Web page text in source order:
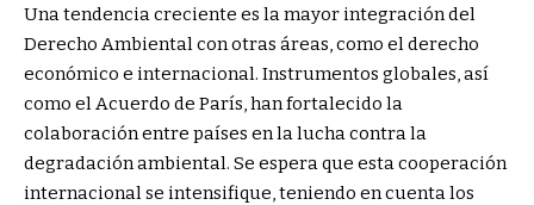
Una tendencia creciente es la mayor integración del
Derecho Ambiental con otras áreas, como el derecho
económico e internacional. Instrumentos globales, así
como el Acuerdo de París, han fortalecido la
colaboración entre países en la lucha contra la
degradación ambiental. Se espera que esta cooperación
internacional se intensifique, teniendo en cuenta los